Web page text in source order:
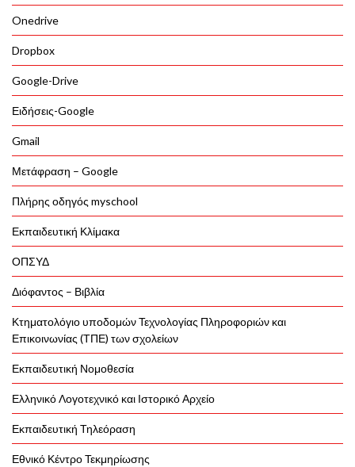
Onedrive
Dropbox
Google-Drive
Ειδήσεις-Google
Gmail
Μετάφραση – Google
Πλήρης οδηγός myschool
Εκπαιδευτική Κλίμακα
ΟΠΣΥΔ
Διόφαντος – Βιβλία
Κτηματολόγιο υποδομών Τεχνολογίας Πληροφοριών και
Επικοινωνίας (ΤΠΕ) των σχολείων
Εκπαιδευτική Νομοθεσία
Ελληνικό Λογοτεχνικό και Ιστορικό Αρχείο
Εκπαιδευτική Τηλεόραση
Εθνικό Κέντρο Τεκμηρίωσης